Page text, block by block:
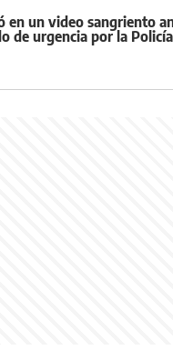
en un video sangriento
de urgencia por la Policía